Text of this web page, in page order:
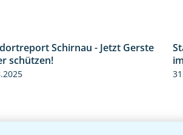
Schirnau - Jetzt Gerste
schützen!